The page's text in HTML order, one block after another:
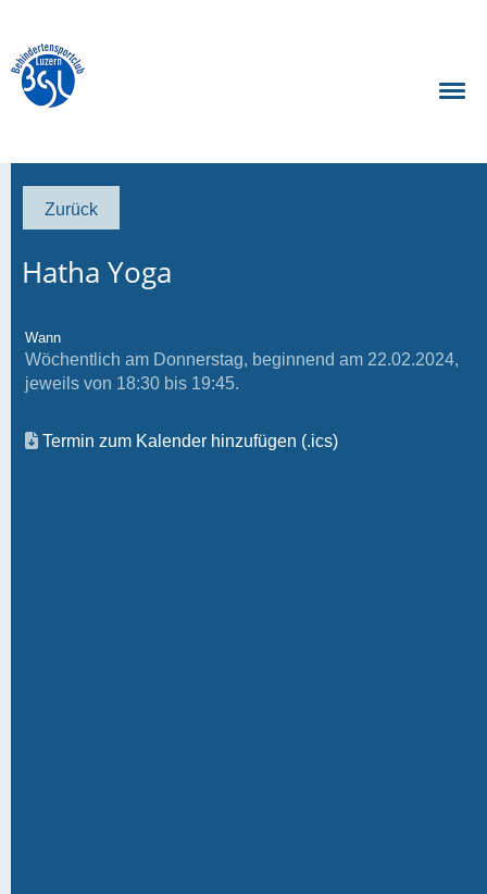
Zurück
Hatha Yoga
Wann
Wöchentlich am Donnerstag, beginnend am 22.02.2024,
jeweils von 18:30 bis 19:45.
Termin zum Kalender hinzufügen (.ics)